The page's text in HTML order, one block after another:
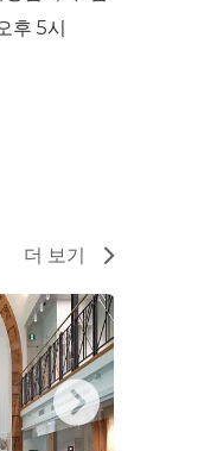
후 5시
더 보기